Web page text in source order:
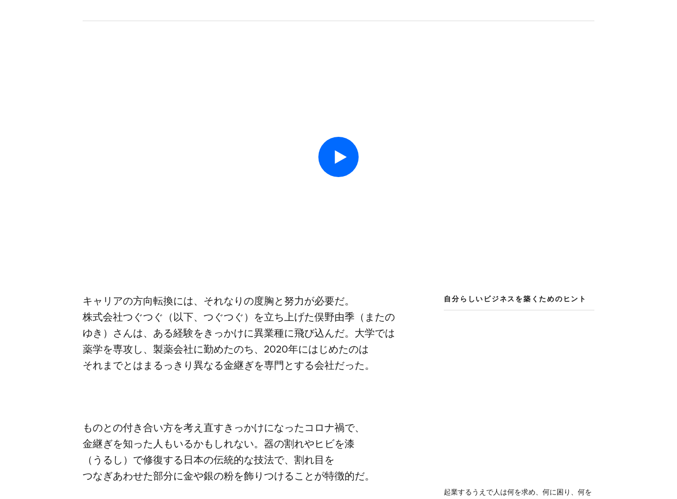
キャリアの​方​向転換には、​それなりの​度胸と​努力が​必要だ。​
株式会社つぐつぐ​（以下、​つぐつぐ）を​立ち上げた​俣野由季​（またの​
ゆき）さんは、​ある​経験を​きっかけに​異業種に​飛び込んだ。​大学では​
薬学を​専攻し、​製薬会社に​勤めたのち、​2020年に​はじめたのは​
それまでとは​まるっきり異なる​金継ぎを​専門と​する​会社だった。
ものとの​付き合い方を​考え直すきっかけに​なった​コロナ禍で、​
金継ぎを​知った​人も​いるかもしれない。​器の​割れや​ヒビを​漆
（うるし）で​修復する​日本の​伝統的な​技法で、​割れ目を​
つなぎあわせた​部分に​金や銀の​粉を​飾りつける​ことが​特徴的だ。
自分らしい​ビジネスを​築く​ための​ヒント
起業するうえで​人は​何を​求め、​何に​困り、​何を​